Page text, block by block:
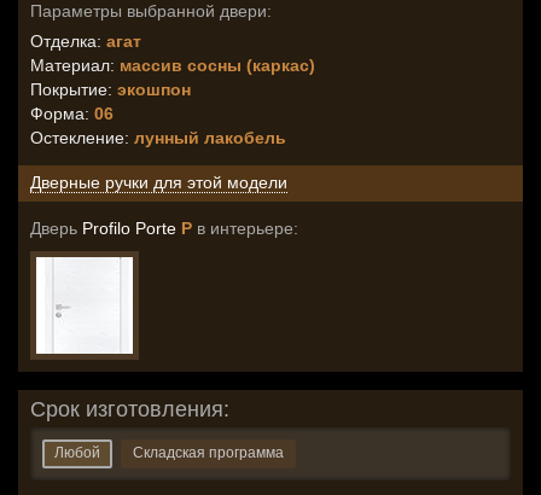
Параметры выбранной двери:
Отделка: агат
Материал: массив сосны (каркас)
Покрытие: экошпон
Форма: 06
Остекление: лунный лакобель
Дверные ручки для этой модели
Дверь Profilo Porte P в интерьере:
Срок изготовления:
Любой Складская программа